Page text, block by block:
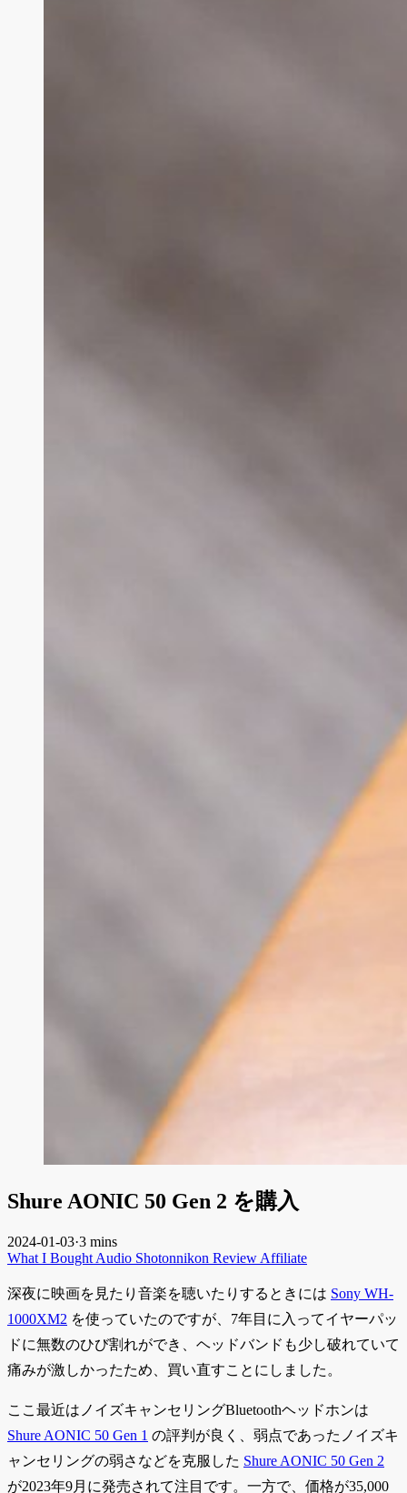
Shure AONIC 50 Gen 2 を購入
2024-01-03·3 mins
What I BoughtAudio Shotonnikon ReviewAffiliate
深夜に映画を見たり音楽を聴いたりするときには Sony WH-
1000XM2 を使っていたのですが、7年目に入ってイヤーパッ
ドに無数のひび割れができ、ヘッドバンドも少し破れていて
痛みが激しかったため、買い直すことにしました。
ここ最近はノイズキャンセリングBluetoothヘッドホンは
Shure AONIC 50 Gen 1 の評判が良く、弱点であったノイズキ
ャンセリングの弱さなどを克服した Shure AONIC 50 Gen 2
が2023年9月に発売されて注目です。一方で、価格が35,000